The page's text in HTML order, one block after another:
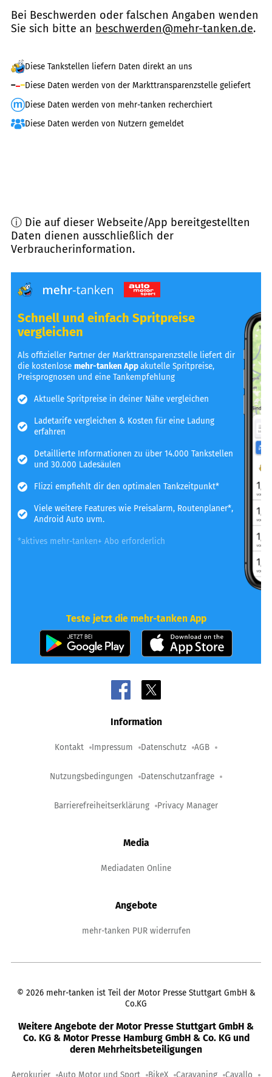
Bei Beschwerden oder falschen Angaben wenden
Sie sich bitte an beschwerden@mehr-tanken.de.
Diese Tankstellen liefern Daten direkt an uns
Diese Daten werden von der Markttransparenzstelle geliefert
Diese Daten werden von mehr-tanken recherchiert
Diese Daten werden von Nutzern gemeldet
ⓘ Die auf dieser Webseite/App bereitgestellten
Daten dienen ausschließlich der
Verbraucherinformation.
Schnell und einfach Spritpreise
vergleichen
Als offizieller Partner der Markttransparenzstelle liefert dir
die kostenlosemehr-tanken Appakutelle Spritpreise,
Preisprognosen und eine Tankempfehlung
Aktuelle Spritpreise in deiner Nähe vergleichen
Ladetarife vergleichen & Kosten für eine Ladung
erfahren
Detaillierte Informationen zu über 14.000 Tankstellen
und 30.000 Ladesäulen
Flizzi empfiehlt dir den optimalen Tankzeitpunkt*
Viele weitere Features wie Preisalarm, Routenplaner*,
Android Auto uvm.
*aktives mehr-tanken+ Abo erforderlich
Teste jetzt die mehr-tanken App
Information
Kontakt Impressum Datenschutz AGB
Nutzungsbedingungen Datenschutzanfrage
Barrierefreiheitserklärung Privacy Manager
Media
Mediadaten Online
Angebote
mehr-tanken PUR widerrufen
© 2026 mehr-tanken ist Teil der Motor Presse Stuttgart GmbH &
Co.KG
Weitere Angebote der Motor Presse Stuttgart GmbH &
Co. KG & Motor Presse Hamburg GmbH & Co. KG und
deren Mehrheitsbeteiligungen
Aerokurier Auto Motor und Sport BikeX Caravaning Cavallo